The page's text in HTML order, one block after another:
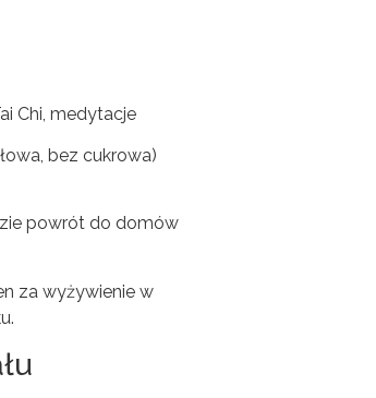
Chi, medytacje
bez cukrowa)
powrót do domów
za wyżywienie w